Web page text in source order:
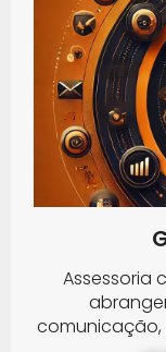
Assessoria
comunicação,